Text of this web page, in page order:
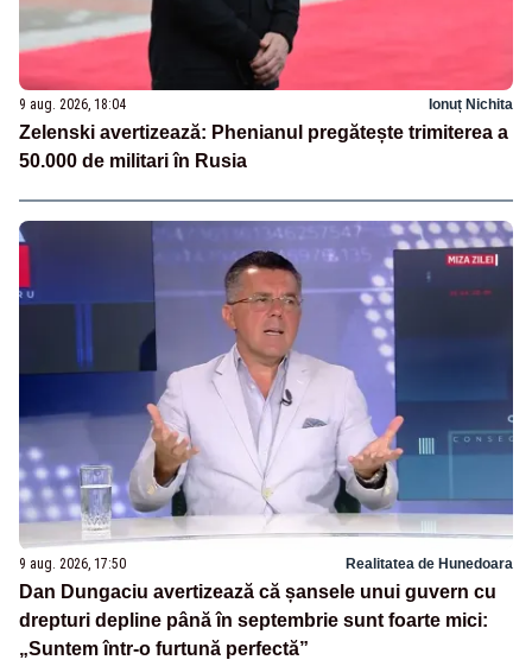
9 aug. 2026, 18:04 Ionuț Nichita
Zelenski avertizează: Phenianul pregătește trimiterea a
50.000 de militari în Rusia
9 aug. 2026, 17:50 Realitatea de Hunedoara
Dan Dungaciu avertizează că șansele unui guvern cu
drepturi depline până în septembrie sunt foarte mici:
„Suntem într-o furtună perfectă”